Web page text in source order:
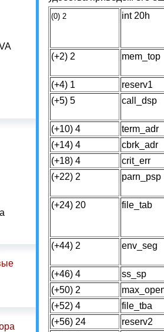
(0) 2 int 20h
(+2) 2
mem_top
(+4) 1
reserv1
(+5) 5
call_dsp
(+10) 4
term_adr
(+14) 4
cbrk_adr
(+18) 4
crit_err
(+22) 2
parn_psp
(+24) 20
file_tab
(+44) 2
env_seg
(+46) 4
ss_sp
(+50) 2
(+52) 4
file_tba
(+56) 24
reserv2